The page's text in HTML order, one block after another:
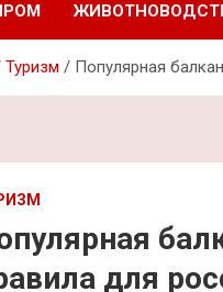
Туризм Популярная
для